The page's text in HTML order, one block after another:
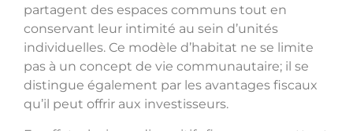
partagent des espaces communs tout en
conservant leur intimité au sein d’unités
individuelles. Ce modèle d’habitat ne se limite
pas à un concept de vie communautaire; il se
distingue également par les avantages fiscaux
qu’il peut offrir aux investisseurs.